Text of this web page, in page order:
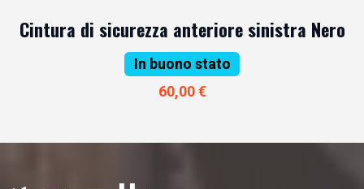
Cintura di sicurezza anteriore sinistra Nero
In buono stato
60,00 €